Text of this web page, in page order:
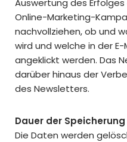
Auswertung des
Online-Marketing-
nachvollziehen, ob und
wird und welche in der E-
angeklickt werden. Das
darüber hinaus der
des Newsletters.
Dauer der Speicherung
Die Daten werden